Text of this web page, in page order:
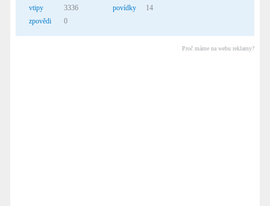
vtipy
3336
zpovědi
0
povídky
14
Proč máme na webu reklamy?